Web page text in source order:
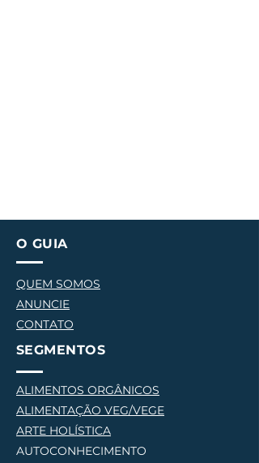
O GUIA
QUEM SOMOS
ANUNCIE
CONTATO
SEGMENTOS
ALIMENTOS ORGÂNICOS
ALIMENTAÇÃO VEG/VEGE
ARTE HOLÍSTICA
AUTOCONHECIMENTO